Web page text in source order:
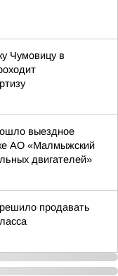
Чумовицу в
выездное
АО «Малмыжский
двигателей»
продавать